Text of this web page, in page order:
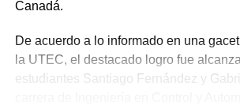
Canadá.
De acuerdo a lo informado en una
la UTEC, el destacado logro fue
estudiantes Santiago Fernández y